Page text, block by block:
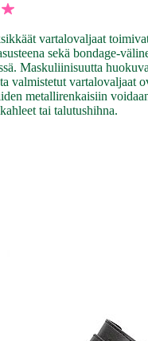
vartalovaljaat
sekä bondage-
Maskuliinisuutta
valmistetut vartalovaljaat
metallirenkaisiin
tai talutushihna.